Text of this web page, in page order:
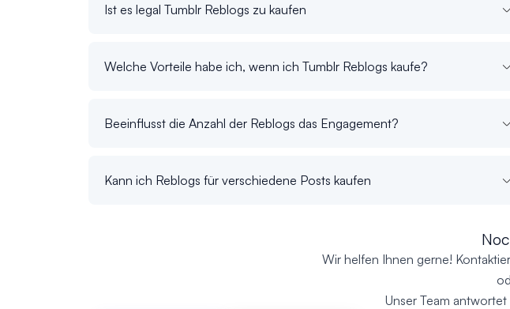
Ist es legal Tumblr Reblogs zu kaufen
Welche Vorteile habe ich, wenn ich Tumblr Reblogs kaufe?
Beeinflusst die Anzahl der Reblogs das Engagement?
Kann ich Reblogs für verschiedene Posts kaufen
Wir helfen Ihnen gerne!
Unser Team